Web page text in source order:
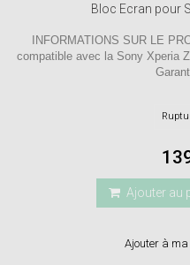
Bloc Ecran pour
INFORMATIONS SUR LE
compatible avec la Sony
Ajouter au
Ajouter à